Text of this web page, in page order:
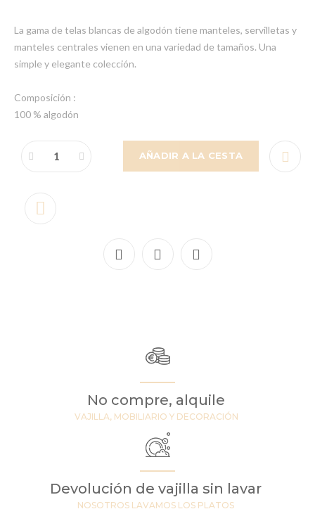
La gama de telas blancas de algodón tiene manteles, servilletas y
manteles centrales vienen en una variedad de tamaños. Una
simple y elegante colección.
Composición :
100 % algodón
AÑADIR A LA CESTA
No compre, alquile
VAJILLA, MOBILIARIO Y DECORACIÓN
Devolución de vajilla sin lavar
NOSOTROS LAVAMOS LOS PLATOS